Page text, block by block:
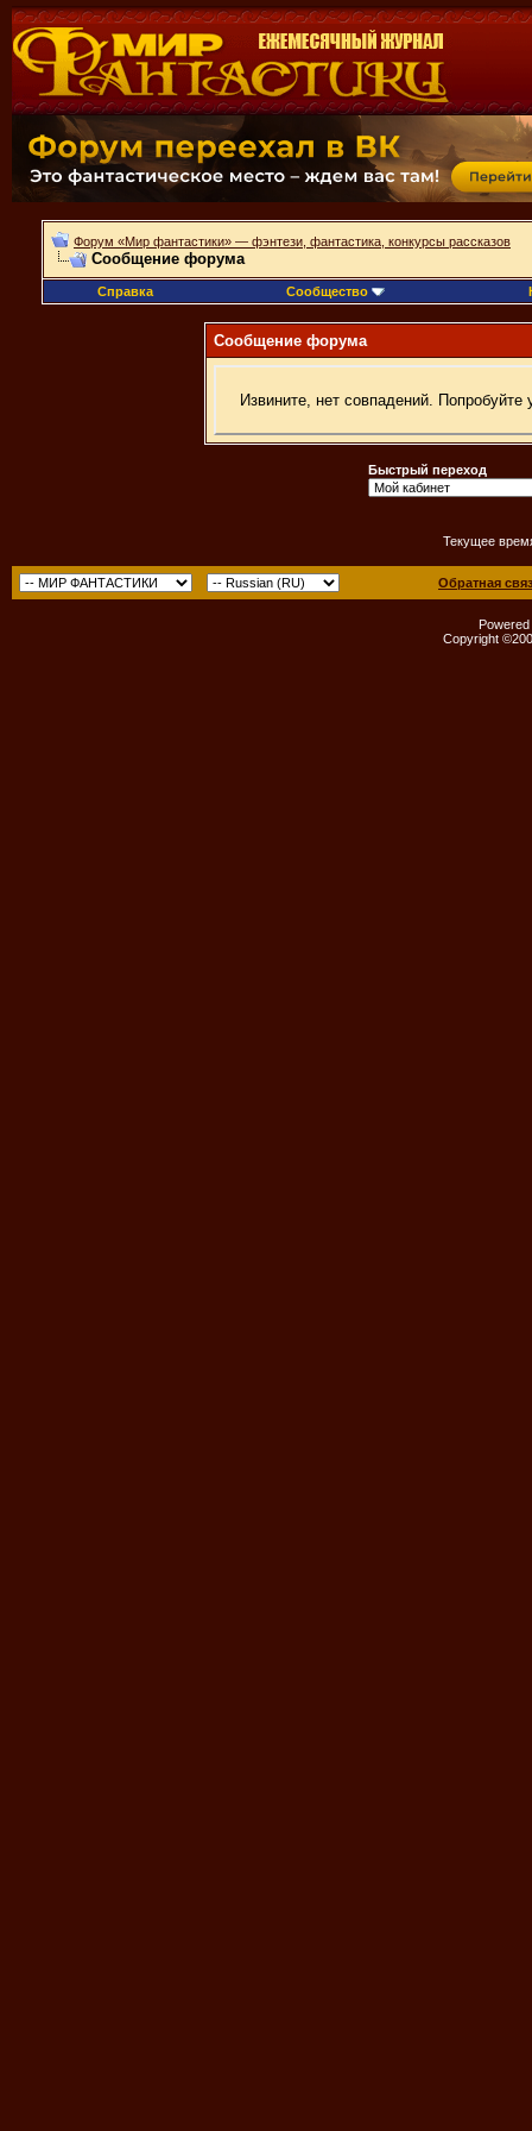
Форум «Мир фантастики» — фэнтези, фантастика, конкурсы рассказов
Сообщение форума
Справка Сообщество
Сообщение форума
Извините, нет совпадений.
Быстрый переход
Текущее
Обратная
Copyright